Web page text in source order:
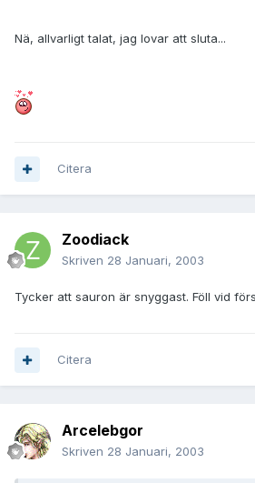
Nä, allvarligt talat, jag lovar att sluta...
Citera
Zoodiack
Skriven 28 Januari, 2003
Tycker att sauron är snyggast. Föll vid
Citera
Arcelebgor
Skriven 28 Januari, 2003